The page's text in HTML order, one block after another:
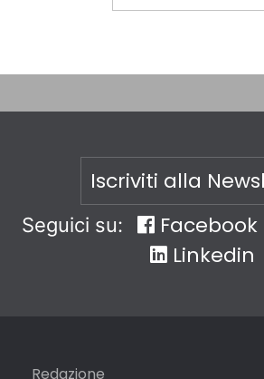
Iscriviti alla
Seguici su: Facebook
Linkedin
Redazione